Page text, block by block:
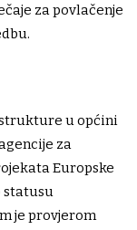
za povlačenje
u općini
za
Europske
statusu
je provjerom